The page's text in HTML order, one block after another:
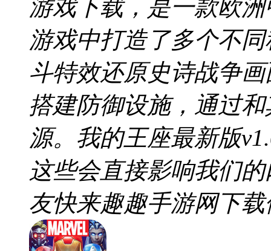
游戏下载，是一款欧
游戏中打造了多个不
斗特效还原史诗战争
搭建防御设施，通过
源。我的王座最新版
这些会直接影响我们
友快来趣趣手游网下